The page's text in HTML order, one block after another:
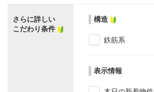
さらに詳しい
こだわり条件
構造
鉄筋系
表示情報